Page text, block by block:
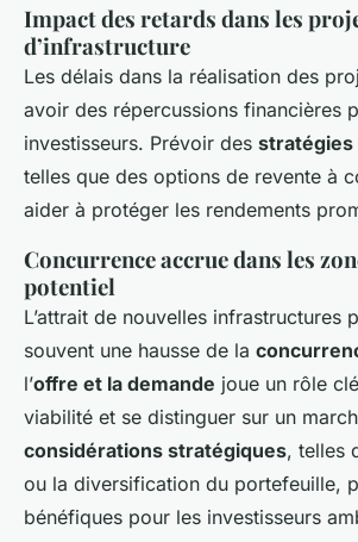
Impact des retards dans les
d’infrastructure
Les délais dans la réalisation des
avoir des répercussions financières
investisseurs. Prévoir des stratégies
telles que des options de revente à
aider à protéger les rendements
Concurrence accrue dans les
potentiel
L’attrait de nouvelles infrastructures
souvent une hausse de la
l’offre et la demande joue un rôle
viabilité et se distinguer sur un
considérations stratégiques, telles
ou la diversification du portefeuille,
bénéfiques pour les investisseurs